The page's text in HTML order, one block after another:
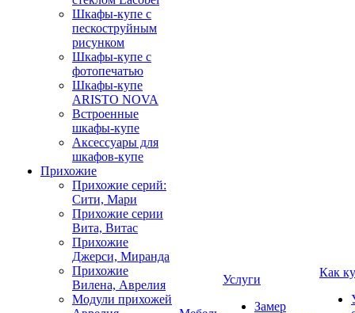
Шкафы-купе с
пескоструйным
рисунком
Шкафы-купе с
фотопечатью
Шкафы-купе
ARISTO NOVA
Встроенные
шкафы-купе
Аксессуары для
шкафов-купе
Прихожие
Прихожие серий:
Сити, Мари
Прихожие серии
Вита, Витас
Прихожие
Джерси, Миранда
Прихожие
Вилена, Аврелия
Модули прихожей
Услуги
Замер
Как